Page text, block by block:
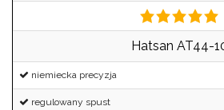
Hatsan AT44-
niemiecka precyzja
regulowany spust